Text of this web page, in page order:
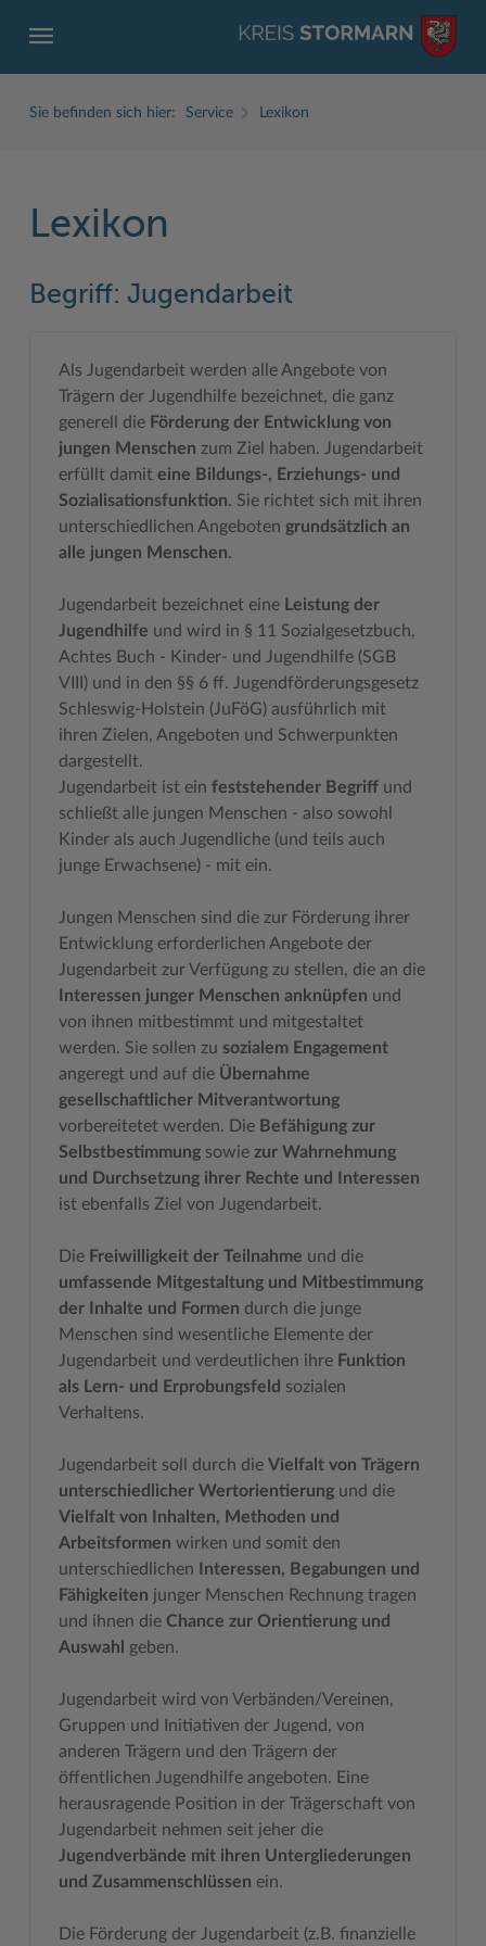
Service
Bürgerportal Stormarn ↗
Führerscheine
Formulare & Dokumente
Geodatenportale (Kreiskarte)
Kfz-Zulassung
Lebenslagen
Leistungen
Lexikon
Publikationen
Wo Sie uns finden
Wunsch-Kennzeichen ↗
Aktuelles
Ausschreibungen
Baustellen in Stormarn
Bildungskommune
Fotoarchiv
Hitzeschutz
Kreistag Sitzungskalender
Lokales Wetter
Newsletter
Pressemeldungen
Social Media
Stellenangebote
Termine
Ukrainehilfe
Woche der Seelischen Gesundheit
#MeinStormarn
Karrieretag
Der Kreis
Interessantes in und aus Stormarn
Kreis Stormarn Porträt
Kreiskarte
Kreispräsident
Kreistag und Ausschüsse
Kreisverwaltung
Landrat
Sonderbereiche
Stabsbereiche
Städte und Gemeinden
Wahlen im Kreis
Wappenrolle
Was ist ein Kreis?
Zahlen, Daten, Fakten
Karriere
Der Kreis als Arbeitgeber
Ihre Bewerbung
Initiativbewerbungen Verwaltung
Offene Stellen
Praktika und FSJ
Wen wir suchen
Wirtschaft
Branchenverzeichnis
EG-Dienstleistungsrichtlinie (EG-DLRL)
Handwerk für nachhaltiges Wirtschaften
Klimaschutz beim Kreis Stormarn
Projekt e-Gewerbe
Wirtschafts- und Aufbaugesellschaft Stormarn
Zahlen, Daten, Fakten
Freizeit und Kultur
Frei- und Hallenbäder
Herrenhäuser
Kultur
Kulturelle Einrichtungen
Museen
Radwandern
Storchenhorste
Lieblingsplätze in der Metropolregion
Termine und Veranstaltungen
Tourismus
Umlandscout Hamburg
Wälder und Moore
Sie befinden sich hier: Service Lexikon
Lexikon
Begriff: Jugendarbeit
Als Jugendarbeit werden alle Angebote von
Trägern der Jugendhilfe bezeichnet, die ganz
generell die Förderung der Entwicklung von
jungen Menschen zum Ziel haben. Jugendarbeit
erfüllt damiteine Bildungs-, Erziehungs- und
Sozialisationsfunktion. Sie richtet sich mit ihren
unterschiedlichen Angeboten grundsätzlich an
alle jungen Menschen.
Jugendarbeit bezeichnet eine Leistung der
Jugendhilfe und wird in § 11 Sozialgesetzbuch,
Achtes Buch - Kinder- und Jugendhilfe (SGB
VIII) und in den §§ 6 ff. Jugendförderungsgesetz
Schleswig-Holstein (JuFöG) ausführlich mit
ihren Zielen, Angeboten und Schwerpunkten
dargestellt.
Jugendarbeit ist einfeststehender Begriff und
schließt alle jungen Menschen - also sowohl
Kinder als auch Jugendliche (und teils auch
junge Erwachsene) - mit ein.
Jungen Menschen sind die zur Förderung ihrer
Entwicklung erforderlichen Angebote der
Jugendarbeit zur Verfügung zu stellen, die an die
Interessen junger Menschen anknüpfen und
von ihnen mitbestimmt und mitgestaltet
werden. Sie sollen zu sozialem Engagement
angeregt und auf die Übernahme
gesellschaftlicher Mitverantwortung
vorbereitetet werden. Die Befähigung zur
Selbstbestimmung sowiezur Wahrnehmung
und Durchsetzung ihrer Rechte und Interessen
ist ebenfalls Ziel von Jugendarbeit.
Die Freiwilligkeit der Teilnahme und die
umfassende Mitgestaltung und Mitbestimmung
der Inhalte und Formen durch die junge
Menschen sind wesentliche Elemente der
Jugendarbeit und verdeutlichen ihre Funktion
als Lern- und Erprobungsfeld sozialen
Verhaltens.
Jugendarbeit soll durch dieVielfalt von Trägern
unterschiedlicher Wertorientierung und die
Vielfalt von Inhalten, Methoden und
Arbeitsformen wirken und somit den
unterschiedlichen
Interessen, Begabungen und
Fähigkeiten junger Menschen Rechnung tragen
und ihnen dieChance zur Orientierung und
Auswahl
geben.
Jugendarbeit wird von Verbänden/Vereinen,
Gruppen und Initiativen der Jugend, von
anderen Trägern und den Trägern der
öffentlichen Jugendhilfe angeboten. Eine
herausragende Position in der Trägerschaft von
Jugendarbeit nehmen seit jeher die
Jugendverbände mit ihren Untergliederungen
und Zusammenschlüssen ein.
Die Förderung der Jugendarbeit (z.B. finanzielle